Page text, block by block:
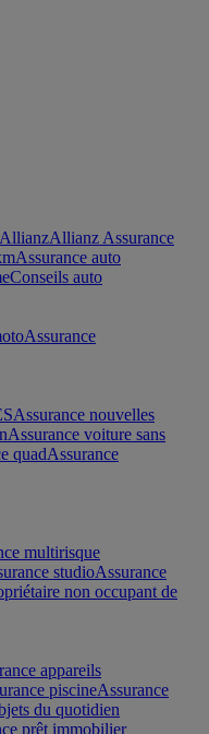
Allianz Assurance
Assurance auto
Conseils auto
Assurance
Assurance nouvelles
Assurance voiture sans
quadAssurance
multirisque
studioAssurance
non occupant de
appareils
piscineAssurance
du quotidien